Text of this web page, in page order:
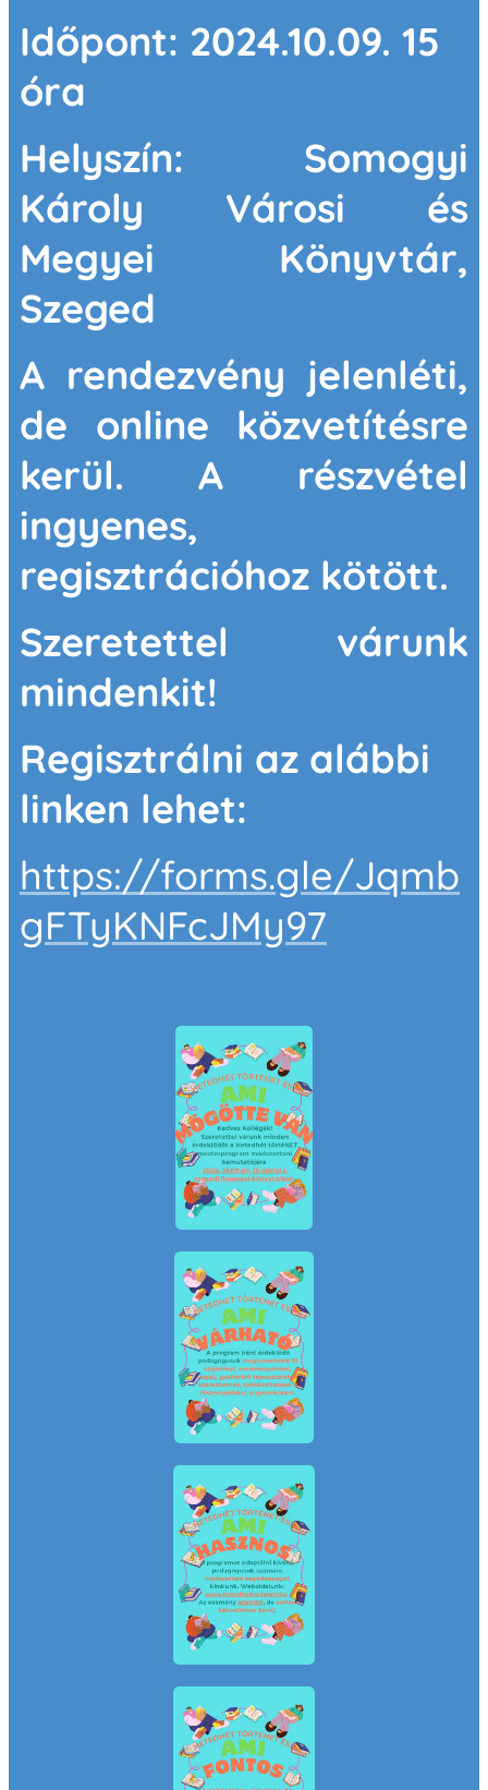
Időpont: 2024.10.09. 15
óra
Helyszín: Somogyi
Károly Városi és
Megyei Könyvtár,
Szeged
A rendezvény jelenléti,
de online közvetítésre
kerül. A részvétel
ingyenes,
regisztrációhoz kötött.
Szeretettel várunk
mindenkit!
Regisztrálni az alábbi
linken lehet:
https://forms.gle/Jqmb
gFTyKNFcJMy97